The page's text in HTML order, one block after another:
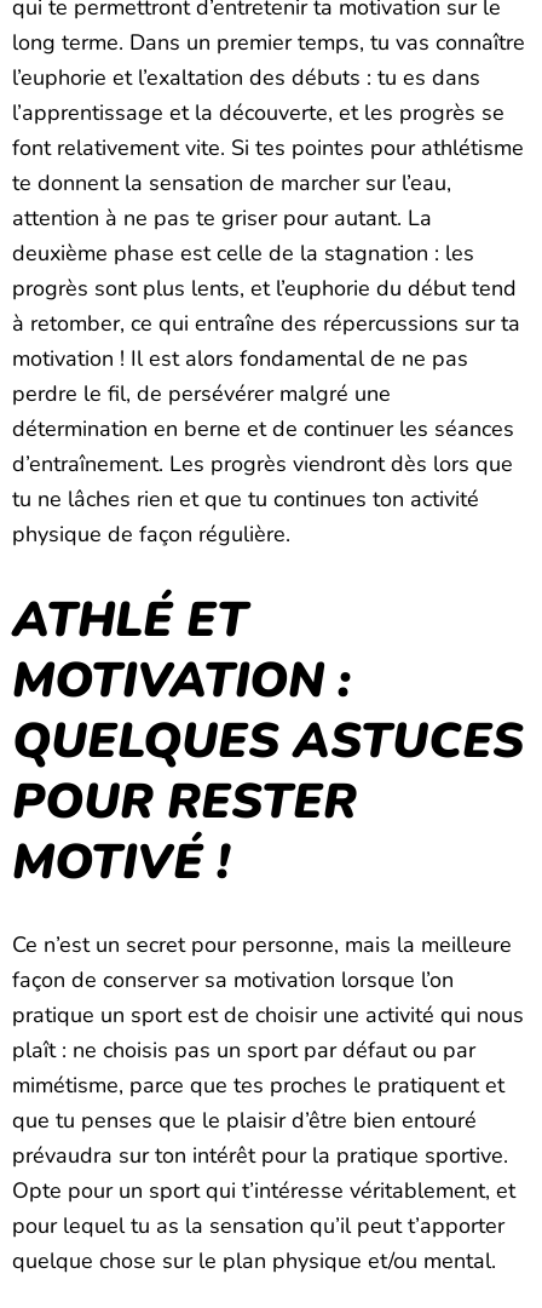
qui te permettront d’entretenir ta motivation sur le
long terme. Dans un premier temps, tu vas connaître
l’euphorie et l’exaltation des débuts : tu es dans
l’apprentissage et la découverte, et les progrès se
font relativement vite. Si tes pointes pour athlétisme
te donnent la sensation de marcher sur l’eau,
attention à ne pas te griser pour autant. La
deuxième phase est celle de la stagnation : les
progrès sont plus lents, et l’euphorie du début tend
à retomber, ce qui entraîne des répercussions sur ta
motivation ! Il est alors fondamental de ne pas
perdre le fil, de persévérer malgré une
détermination en berne et de continuer les séances
d’entraînement. Les progrès viendront dès lors que
tu ne lâches rien et que tu continues ton activité
physique de façon régulière.
ATHLÉ ET
MOTIVATION :
QUELQUES ASTUCES
POUR RESTER
MOTIVÉ !
Ce n’est un secret pour personne, mais la meilleure
façon de conserver sa motivation lorsque l’on
pratique un sport est de choisir une activité qui nous
plaît : ne choisis pas un sport par défaut ou par
mimétisme, parce que tes proches le pratiquent et
que tu penses que le plaisir d’être bien entouré
prévaudra sur ton intérêt pour la pratique sportive.
Opte pour un sport qui t’intéresse véritablement, et
pour lequel tu as la sensation qu’il peut t’apporter
quelque chose sur le plan physique et/ou mental.